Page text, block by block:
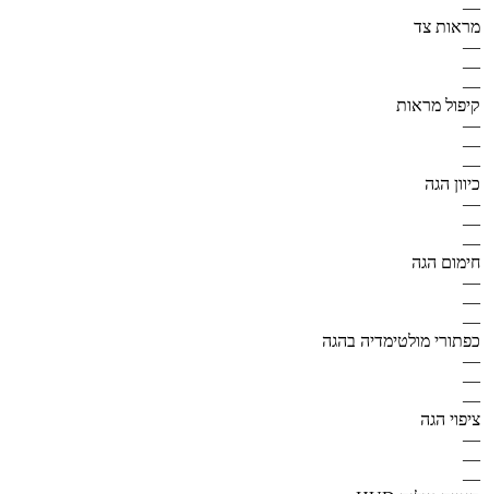
—
מראות צד
—
—
—
קיפול מראות
—
—
—
כיוון הגה
—
—
—
חימום הגה
—
—
—
כפתורי מולטימדיה בהגה
—
—
—
ציפוי הגה
—
—
—